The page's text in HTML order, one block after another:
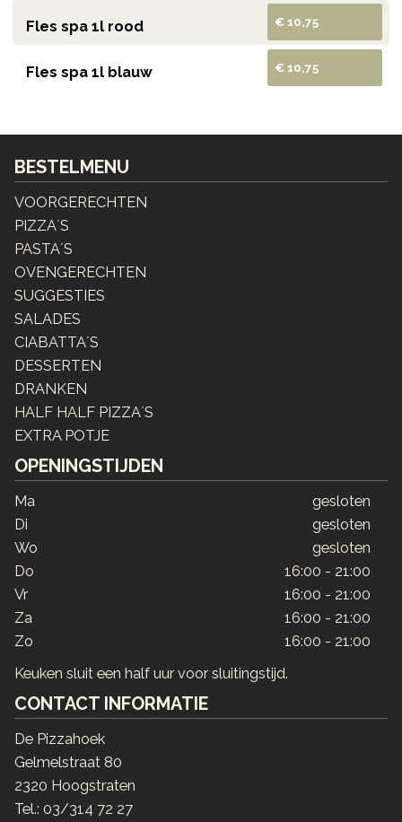
Fles spa 1l rood € 10,75
Fles spa 1l blauw € 10,75
BESTELMENU
VOORGERECHTEN
PIZZA´S
PASTA´S
OVENGERECHTEN
SUGGESTIES
SALADES
CIABATTA´S
DESSERTEN
DRANKEN
HALF HALF PIZZA´S
EXTRA POTJE
OPENINGSTIJDEN
Ma
gesloten
Di
gesloten
Wo
gesloten
Do
16:00 - 21:00
Vr
16:00 - 21:00
Za
16:00 - 21:00
Zo
16:00 - 21:00
Keuken sluit een half uur voor sluitingstijd.
CONTACT INFORMATIE
De Pizzahoek
Gelmelstraat 80
2320 Hoogstraten
Tel.:03/314 72 27